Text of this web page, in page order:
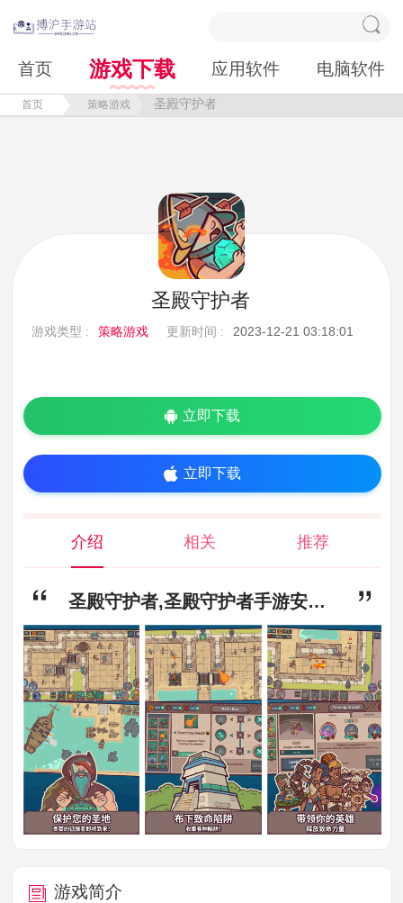
首页 游戏下载 应用软件 电脑软件
首页 策略游戏 圣殿守护者
圣殿守护者
游戏类型 : 策略游戏 更新时间 : 2023-12-21 03:18:01
立即下载
立即下载
介绍 相关 推荐
圣殿守护者,圣殿守护者手游安卓版下载,圣殿守护者手游免费版下载
游戏简介